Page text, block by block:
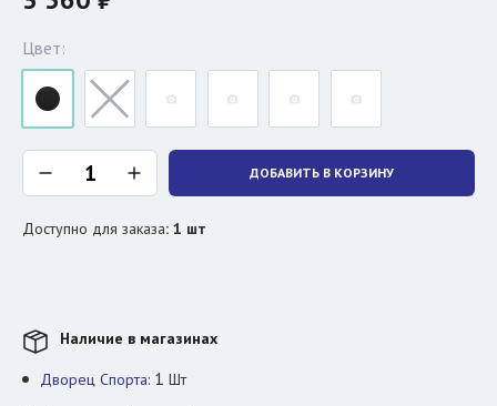
Цвет:
ДОБАВИТЬ В КОРЗИНУ
Доступно для заказа: 1 шт
Наличие в магазинах
Дворец Спорта: 1 Шт